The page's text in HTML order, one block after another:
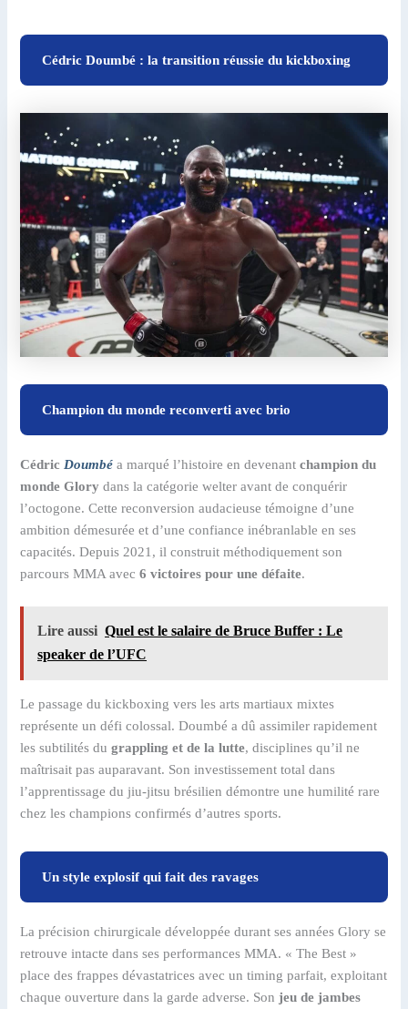
Cédric Doumbé : la transition réussie du kickboxing
Champion du monde reconverti avec brio
CédricDoumbé a marqué l’histoire en devenantchampion du
monde Glory dans la catégorie welter avant de conquérir
l’octogone. Cette reconversion audacieuse témoigne d’une
ambition démesurée et d’une confiance inébranlable en ses
capacités. Depuis 2021, il construit méthodiquement son
parcours MMA avec6 victoires pour une défaite.
Lire aussi Quel est le salaire de Bruce Buffer : Le
speaker de l’UFC
Le passage du kickboxing vers les arts martiaux mixtes
représente un défi colossal. Doumbé a dû assimiler rapidement
les subtilités dugrappling et de la lutte, disciplines qu’il ne
maîtrisait pas auparavant. Son investissement total dans
l’apprentissage du jiu-jitsu brésilien démontre une humilité rare
chez les champions confirmés d’autres sports.
Un style explosif qui fait des ravages
La précision chirurgicale développée durant ses années Glory se
retrouve intacte dans ses performances MMA. « The Best »
place des frappes dévastatrices avec un timing parfait, exploitant
chaque ouverture dans la garde adverse. Son jeu de jambes